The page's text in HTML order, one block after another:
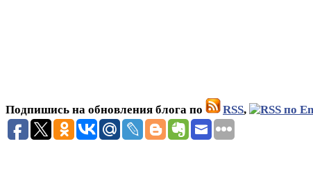
Подпишись на обновления блога по RSS,